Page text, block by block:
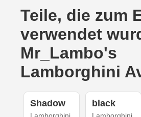
Teile, die zum
verwendet
Mr_Lambo's
Lamborghini
Shadow black